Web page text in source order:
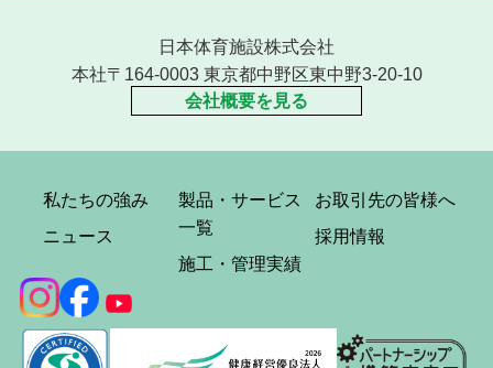
日本体育施設株式会社
本社〒164-0003 東京都中野区東中野3-20-10
会社概要を見る
私たちの強み
ニュース
製品・サービス
一覧
施工・管理実績
お取引先の皆様へ
採用情報